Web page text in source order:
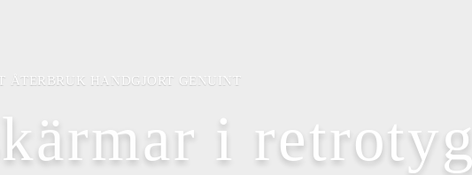
ÅTERBRUK HANDGJORT GENUINT
i retrotyg